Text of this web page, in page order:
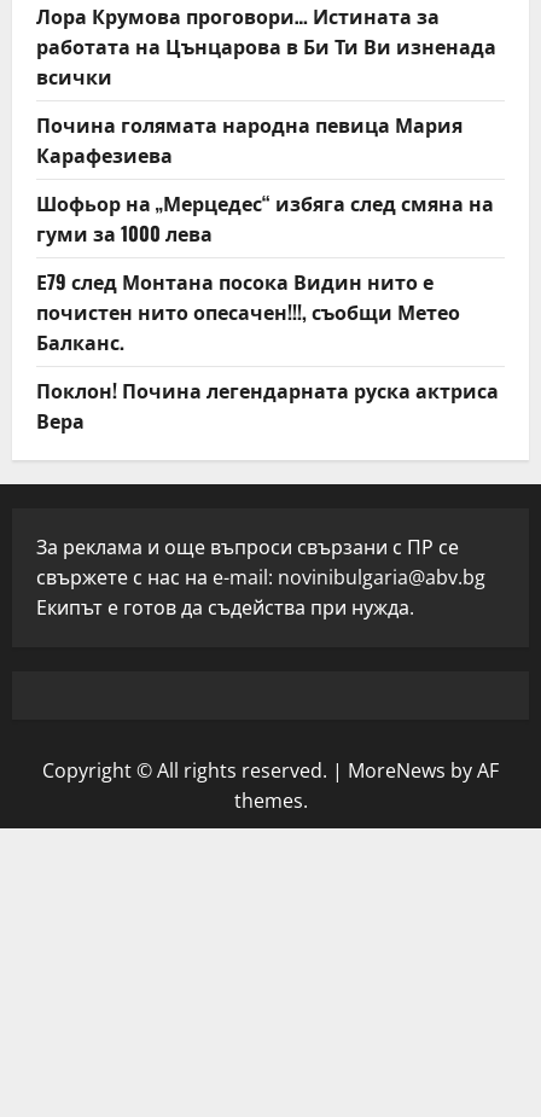
Лора Крумова проговори… Истината за
работата на Цънцарова в Би Ти Ви изненада
всички
Почина голямата народна певица Мария
Карафезиева
Шофьор на „Мерцедес“ избяга след смяна на
гуми за 1000 лева
Е79 след Монтана посока Видин нито е
почистен нито опесачен!!!, съобщи Метео
Балканс.
Поклон! Почина легендарната руска актриса
Вера
За реклама и още въпроси свързани с ПР се
свържете с нас на e-mail: novinibulgaria@abv.bg
Екипът е готов да съдейства при нужда.
Copyright © All rights reserved. | MoreNews by AF
themes.